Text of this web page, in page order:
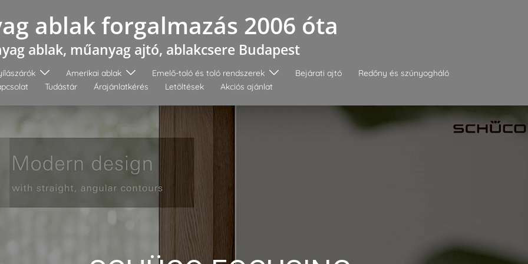
ablak forgalmazás 2006 óta
ablak, műanyag ajtó, ablakcsere Budapest
Amerikai ablak Emelő-toló és toló rendszerek Bejárati ajtó
Redőny és szúnyogháló
Tudástár Árajánlatkérés Letöltések Akciós ajánlat